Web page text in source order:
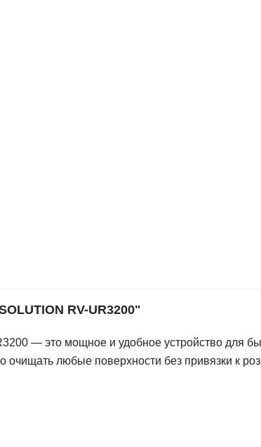
RV-UR3200"
— это мощное и удобное устройство для
любые поверхности без привязки к